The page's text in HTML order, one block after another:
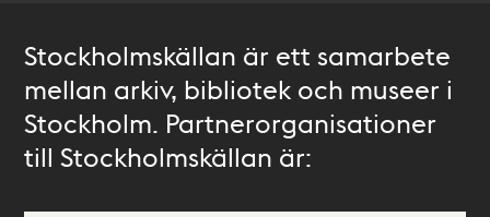
Stockholmskällan är ett samarbete
mellan arkiv, bibliotek och museer i
Stockholm. Partnerorganisationer
till Stockholmskällan är: